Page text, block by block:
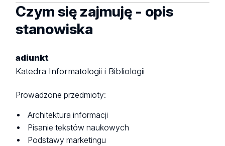
Czym się zajmuję - opis
stanowiska
adiunkt
Katedra Informatologii i Bibliologii
Prowadzone przedmioty:
Architektura informacji
Pisanie tekstów naukowych
Podstawy marketingu